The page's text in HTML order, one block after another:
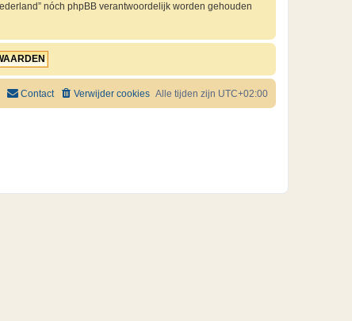
nóch phpBB verantwoordelijk worden gehouden
Alle tijden zijn UTC+02:00
Verwijder cookies
Contact